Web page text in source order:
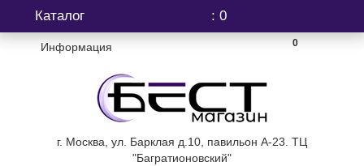
Информация 0
г. Москва, ул. Барклая д.10, павильон А-23. ТЦ
"Багратионовский"
Каталог : 0